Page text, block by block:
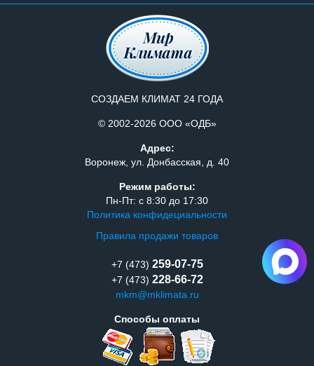
СОЗДАЕМ КЛИМАТ 24 ГОДА
© 2002-2026 ООО «ОДБ»
Адрес:
Воронеж, ул. Донбасская, д. 40
Режим работы:
Пн-Пт: с 8:30 до 17:30
Политика конфидециальности
Правила продажи товаров
+7 (473) 259-07-75
+7 (473) 228-66-72
mkm@mklimata.ru
Способы оплаты